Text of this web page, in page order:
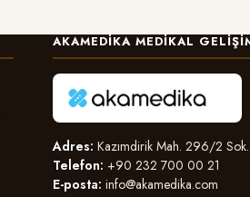
AKAMEDIKA MEDIKAL
Adres: Kazımdirik Mah. 296/2
Telefon: +90 232 700 00 21
E-posta: info@akamedika.com